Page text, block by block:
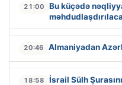
21:00
Bu küçədə
20:46 Almaniyadan
18:58 İsrail Sülh